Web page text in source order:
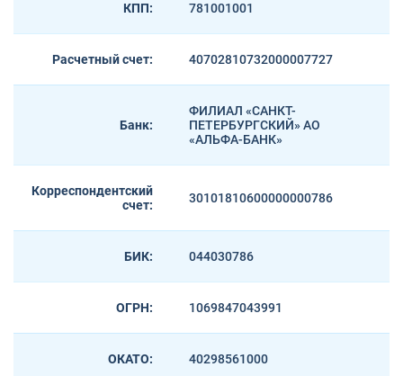
КПП: 781001001
Расчетный счет: 40702810732000007727
Банк:
ФИЛИАЛ «САНКТ-
ПЕТЕРБУРГСКИЙ» АО
«АЛЬФА-БАНК»
Корреспондентский
счет:
30101810600000000786
БИК: 044030786
ОГРН: 1069847043991
ОКАТО: 40298561000